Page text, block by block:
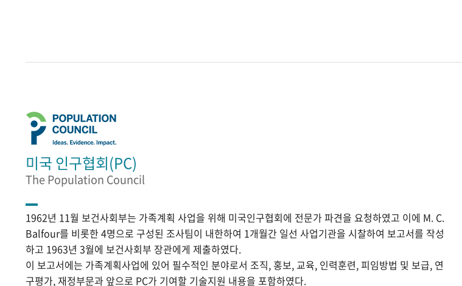
미국 인구협회(PC)
The Population Council
1962년 11월 보건사회부는 가족계획 사업을 위해 미국인구협회에 전문가 파견을 요청하였고 이에 M. C.
Balfour를 비롯한 4명으로 구성된 조사팀이 내한하여 1개월간 일선 사업기관을 시찰하여 보고서를 작성
하고 1963년 3월에 보건사회부 장관에게 제출하였다.
이 보고서에는 가족계획사업에 있어 필수적인 분야로서 조직, 홍보, 교육, 인력훈련, 피임방법 및 보급, 연
구평가, 재정부문과 앞으로 PC가 기여할 기술지원 내용을 포함하였다.